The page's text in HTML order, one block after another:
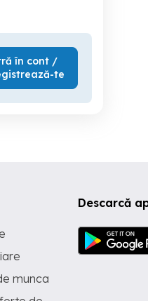
în cont /
te
Descarcă
munca